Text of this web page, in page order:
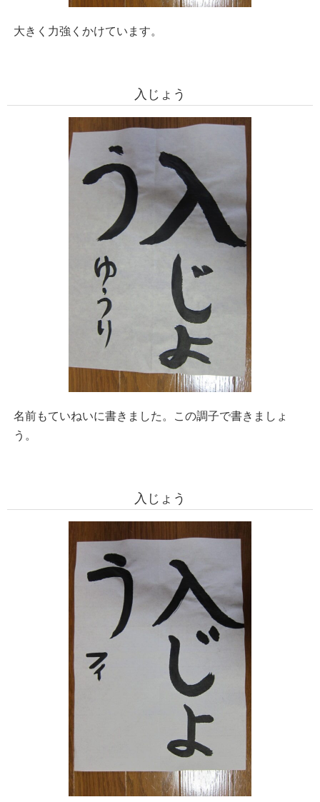
大きく力強くかけています。
入じょう
名前もていねいに書きました。この調子で書きましょ
う。
入じょう